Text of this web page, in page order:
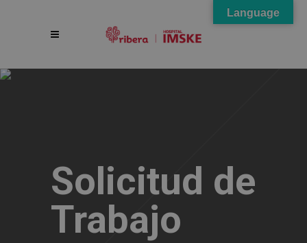
Solicitud de
Trabajo
Language